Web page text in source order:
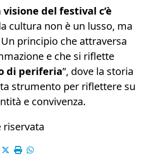
del festival c’è
cultura non è un lusso, ma
principio che attraversa
e che si riflette
di periferia”, dove la storia
strumento per riflettere su
e convivenza.